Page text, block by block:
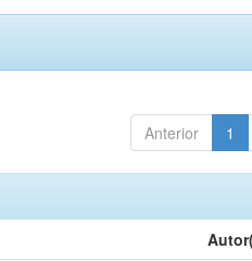
Anterior 1